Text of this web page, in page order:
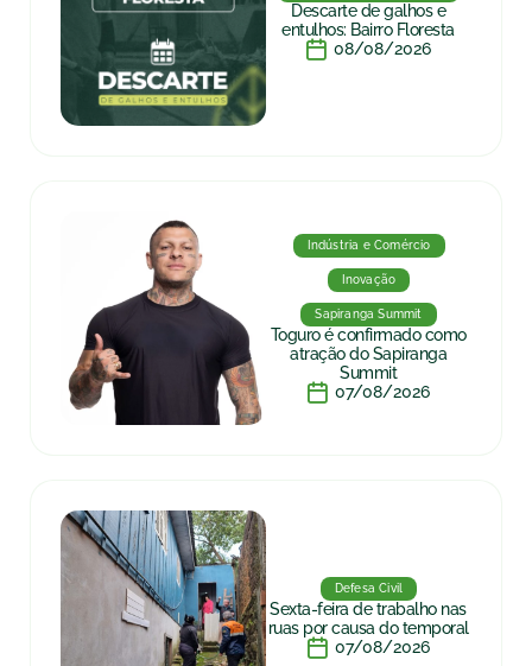
Descarte de galhos e
entulhos: Bairro Floresta
08/08/2026
Indústria e Comércio
Inovação
Sapiranga Summit
Toguro é confirmado como
atração do Sapiranga
Summit
07/08/2026
Defesa Civil
Sexta-feira de trabalho nas
ruas por causa do temporal
07/08/2026